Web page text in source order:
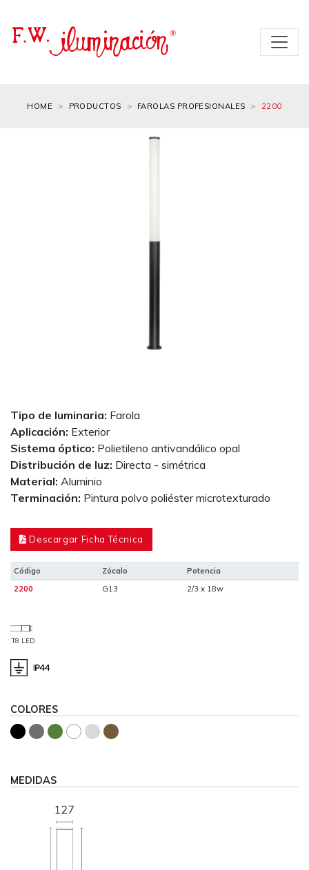
HOME PRODUCTOS FAROLAS PROFESIONALES 2200
Tipo de luminaria: Farola
Aplicación: Exterior
Sistema óptico: Polietileno antivandálico opal
Distribución de luz: Directa - simétrica
Material: Aluminio
Terminación: Pintura polvo poliéster microtexturado
Descargar Ficha Técnica
Código Zócalo
Potencia
2200
G13 2/3 x 18w
T8 LED
COLORES
MEDIDAS